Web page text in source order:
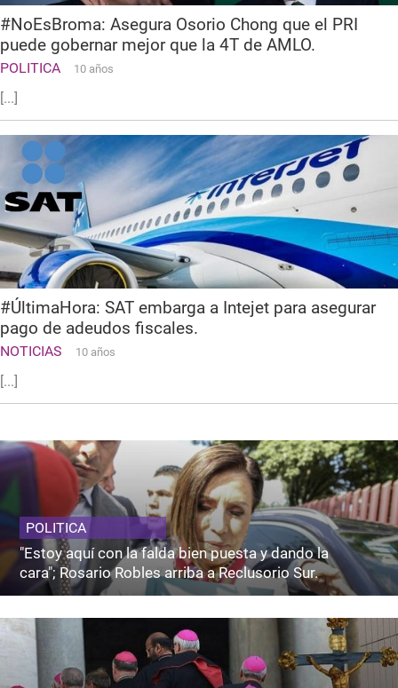
#NoEsBroma: Asegura Osorio Chong que el PRI
puede gobernar mejor que la 4T de AMLO.
POLITICA 10 años
[...]
#ÚltimaHora: SAT embarga a Intejet para asegurar
pago de adeudos fiscales.
NOTICIAS 10 años
[...]
POLITICA
"Estoy aquí con la falda bien puesta y dando la
cara"; Rosario Robles arriba a Reclusorio Sur.